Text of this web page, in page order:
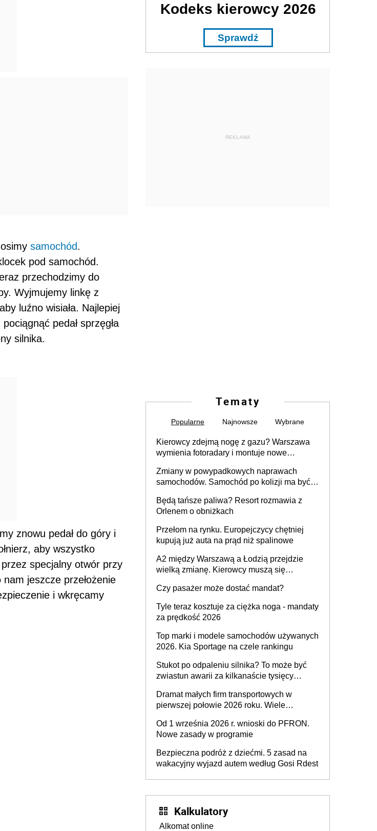
samochód.
pod samochód.
przechodzimy do
Wyjmujemy linkę z
luźno wisiała. Najlepiej
pedał sprzęgła
silnika.
znowu pedał do góry i
aby wszystko
specjalny otwór przy
jeszcze przełożenie
i wkręcamy
Kodeks kierowcy 2026
Sprawdź
REKLAMA
Tematy
Popularne Najnowsze Wybrane
Kierowcy zdejmą nogę z gazu? Warszawa
wymienia fotoradary i montuje nowe
Zmiany w powypadkowych naprawach
samochodów. Samochód po kolizji ma być
technologią producenta
Będą tańsze paliwa? Resort rozmawia z
Orlenem o obniżkach
Przełom na rynku. Europejczycy chętniej
kupują już auta na prąd niż spalinowe
A2 między Warszawą a Łodzią przejdzie
wielką zmianę. Kierowcy muszą się
Czy pasażer może dostać mandat?
Tyle teraz kosztuje za ciężka noga - mandaty
za prędkość 2026
Top marki i modele samochodów używanych
2026. Kia Sportage na czele rankingu
Stukot po odpaleniu silnika? To może być
zwiastun awarii za kilkanaście tysięcy
Dramat małych firm transportowych w
pierwszej połowie 2026 roku. Wiele
Od 1 września 2026 r. wnioski do PFRON.
Nowe zasady w programie
Bezpieczna podróż z dziećmi. 5 zasad na
wakacyjny wyjazd autem według Gosi Rdest
Kalkulatory
Alkomat online